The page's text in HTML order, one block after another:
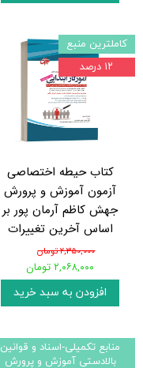
کتاب حیطه اختصاصی
آزمون آموزش و پرورش
جهش کاظم آرمان پور بر
اساس آخرین تغییرات
۲,۳۵۰,۰۰۰ تومان
۲,۰۶۸,۰۰۰ تومان
افزودن به سبد خرید
کاملترین منبع
۱۲ درصد
منابع تکمیلی-اسناد و قوانین
بالادستی آموزش و پرورش